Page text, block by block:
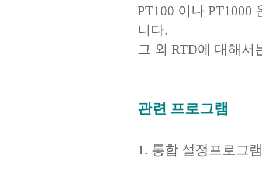
PT100 이나 PT1000
니다.
그 외 RTD에 대해서
관련 프로그램
1. 통합 설정프로그